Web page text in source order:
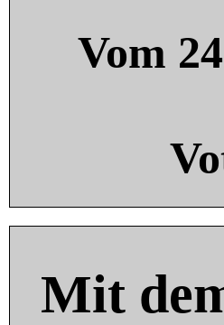
Vom
Mit